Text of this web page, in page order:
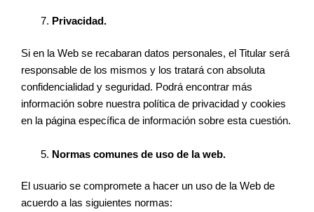
Privacidad.
Si en la Web se recabaran datos personales, el Titular será
responsable de los mismos y los tratará con absoluta
confidencialidad y seguridad. Podrá encontrar más
información sobre nuestra política de privacidad y cookies
en la página específica de información sobre esta cuestión.
Normas comunes de uso de la web.
El usuario se compromete a hacer un uso de la Web de
acuerdo a las siguientes normas: